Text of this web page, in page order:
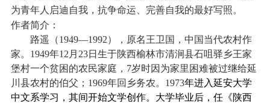
为青年人启迪自我，抗争命运、完善自我的最好写照。
作者简介：
路遥（1949—1992），原名王卫国，中国当代农村作
家。 1949年12 月 23日生于陕西榆林市清涧县石咀驿乡王家
堡村一个贫困的农民家庭， 7岁时因为家里困难被过继给延
川县农村的伯父； 1969年回乡务农。 1973年进入延安大学
中文系学习，其间开始文学创作。大学毕业后，任《陕西